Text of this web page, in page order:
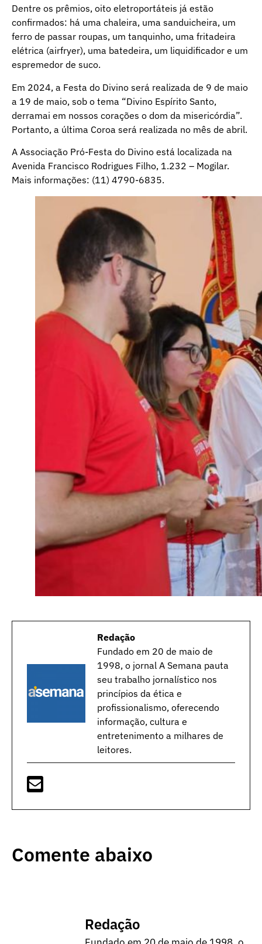
Dentre os prêmios, oito eletroportáteis já estão
confirmados: há uma chaleira, uma sanduicheira, um
ferro de passar roupas, um tanquinho, uma fritadeira
elétrica (airfryer), uma batedeira, um liquidificador e um
espremedor de suco.
Em 2024, a Festa do Divino será realizada de 9 de maio
a 19 de maio, sob o tema “Divino Espírito Santo,
derramai em nossos corações o dom da misericórdia”.
Portanto, a última Coroa será realizada no mês de abril.
A Associação Pró-Festa do Divino está localizada na
Avenida Francisco Rodrigues Filho, 1.232 – Mogilar.
Mais informações: (11) 4790-6835.
Redação
Fundado em 20 de maio de
1998, o jornal A Semana pauta
seu trabalho jornalístico nos
princípios da ética e
profissionalismo, oferecendo
informação, cultura e
entretenimento a milhares de
leitores.
Comente abaixo
Redação